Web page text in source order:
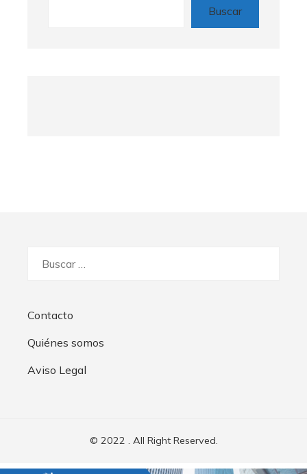
Buscar
Contacto
Quiénes somos
Aviso Legal
© 2022 . All Right Reserved.